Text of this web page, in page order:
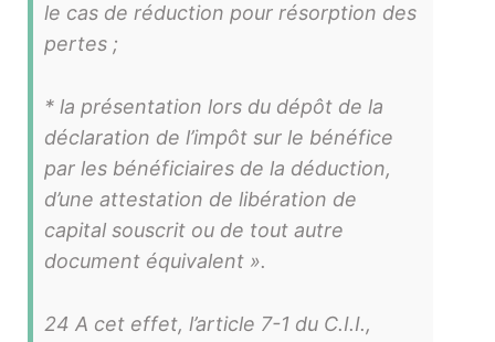
le cas de réduction pour résorption des
pertes ;
* la présentation lors du dépôt de la
déclaration de l’impôt sur le bénéfice
par les bénéficiaires de la déduction,
d’une attestation de libération de
capital souscrit ou de tout autre
document équivalent ».
24 A cet effet, l’article 7-1 du C.I.I.,